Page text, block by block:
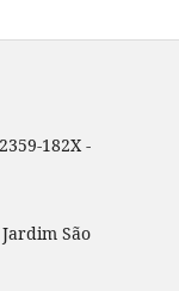
182X -
São